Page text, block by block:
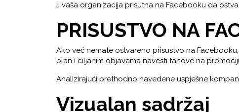
li vaša organizacija prisutna na Facebooku da
PRISUSTVO NA
Ako već nemate ostvareno prisustvo na
plan i ciljanim objavama navesti fanove na
Analizirajući prethodno navedene uspješne
Vizualan sadržaj